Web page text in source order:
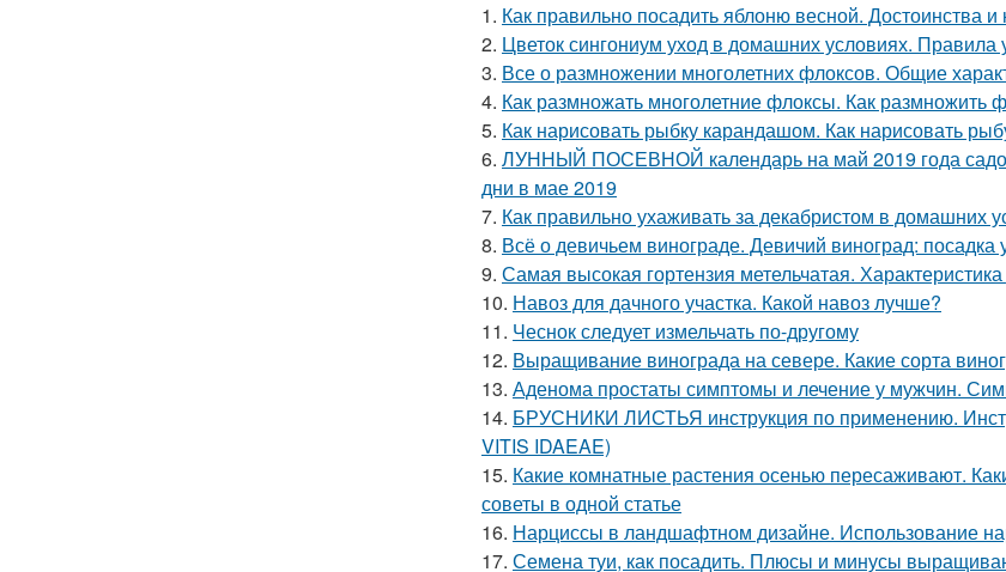
1. Как правильно посадить яблоню весной. Достоинства и
2. Цветок сингониум уход в домашних условиях. Правила
3. Все о размножении многолетних флоксов. Общие
4. Как размножать многолетние флоксы. Как размножить
5. Как нарисовать рыбку карандашом. Как нарисовать
6. ЛУННЫЙ ПОСЕВНОЙ календарь на май 2019 года
дни в мае 2019
7. Как правильно ухаживать за декабристом в домашних
8. Всё о девичьем винограде. Девичий виноград: посадка
9. Самая высокая гортензия метельчатая.
10. Навоз для дачного участка. Какой навоз лучше?
11. Чеснок следует измельчать по-другому
12. Выращивание винограда на севере. Какие сорта
13. Аденома простаты симптомы и лечение у мужчин.
14. БРУСНИКИ ЛИСТЬЯ инструкция по применению.
VITIS IDAEAE)
15. Какие комнатные растения осенью пересаживают.
советы в одной статье
16. Нарциссы в ландшафтном дизайне. Использование
17. Семена туи, как посадить. Плюсы и минусы